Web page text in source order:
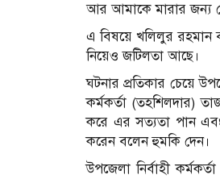
আর আমাকে মারার জন্য
এ বিষয়ে খলিলুর রহমান
নিয়েও জটিলতা আছে।
ঘটনার প্রতিকার চেয়ে
কর্মকর্তা (তহশিলদার)
করে এর সত্যতা পান
করেন বলেন হুমকি দেন।
উপজেলা নির্বাহী